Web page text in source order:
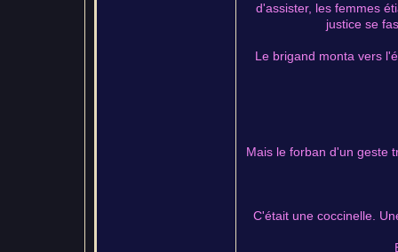
d'assister, les femmes
justice se
Le brigand monta vers
Mais le forban d'un geste
C'était une coccinelle.